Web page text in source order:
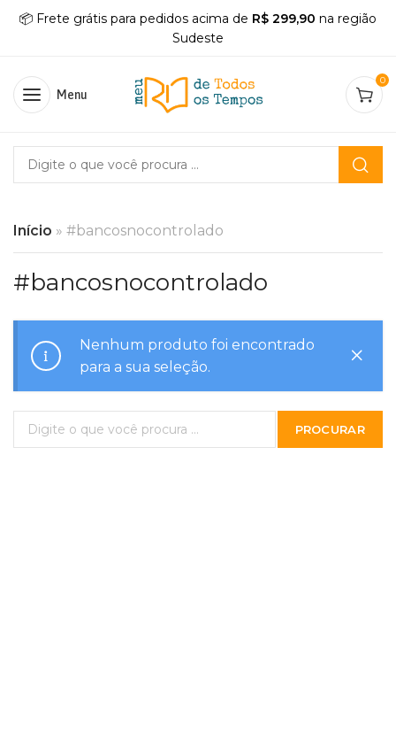
📦 Frete grátis para pedidos acima de R$ 299,90 na região
Sudeste
Menu
0
Início » #bancosnocontrolado
#bancosnocontrolado
Nenhum produto foi encontrado
para a sua seleção.
PROCURAR